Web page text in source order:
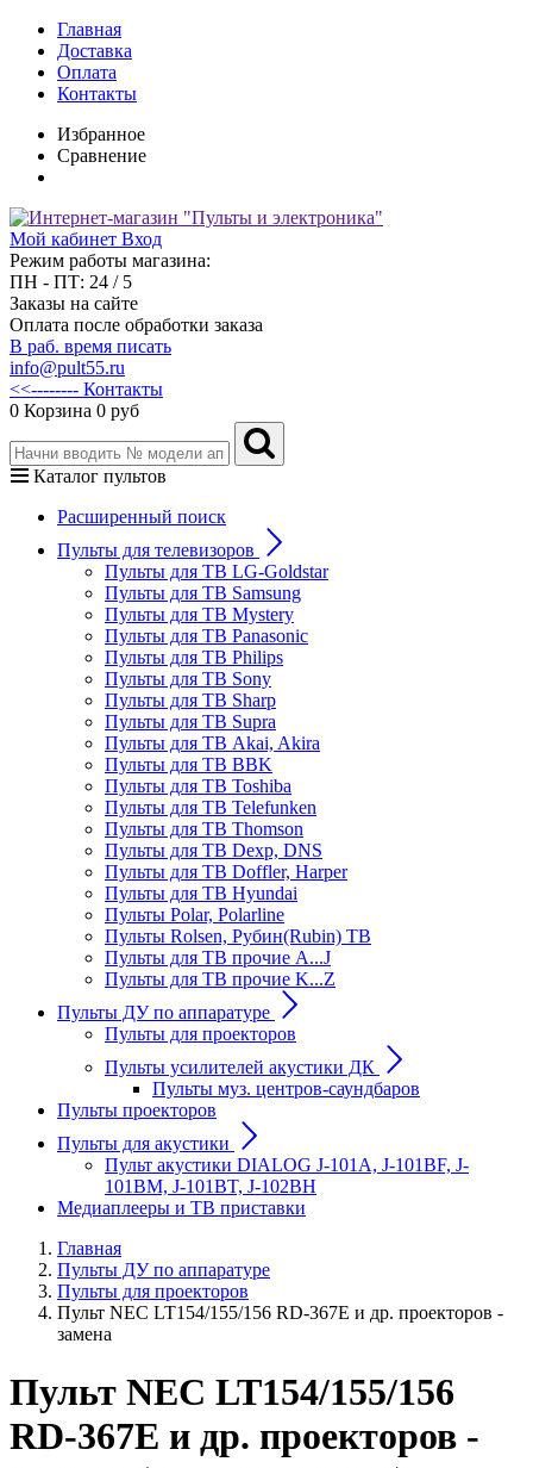
Главная
Доставка
Оплата
Контакты
Избранное
Сравнение
Мой кабинет Вход
Режим работы магазина:
ПН - ПТ: 24 / 5
Заказы на сайте
Оплата после обработки заказа
В раб. время писать
info@pult55.ru
<<-------- Контакты
0 Корзина 0 руб
Каталог пультов
Расширенный поиск
Пульты для телевизоров
Пульты для ТВ LG-Goldstar
Пульты для ТВ Samsung
Пульты для ТВ Mystery
Пульты для ТВ Panasonic
Пульты для ТВ Philips
Пульты для ТВ Sony
Пульты для ТВ Sharp
Пульты для ТВ Supra
Пульты для ТВ Akai, Akira
Пульты для ТВ BBK
Пульты для ТВ Toshiba
Пульты для ТВ Telefunken
Пульты для ТВ Thomson
Пульты для ТВ Dexp, DNS
Пульты для ТВ Doffler, Harper
Пульты для ТВ Hyundai
Пульты Polar, Polarline
Пульты Rolsen, Рубин(Rubin) ТВ
Пульты для ТВ прочие A...J
Пульты для ТВ прочие K...Z
Пульты ДУ по аппаратуре
Пульты для проекторов
Пульты усилителей акустики ДК
Пульты муз. центров-саундбаров
Пульты проекторов
Пульты для акустики
Пульт акустики DIALOG J-101A, J-101BF, J-
101BM, J-101BT, J-102BH
Медиаплееры и ТВ приставки
Главная
Пульты ДУ по аппаратуре
Пульты для проекторов
Пульт NEC LT154/155/156 RD-367E и др. проекторов -
замена
Пульт NEC LT154/155/156
RD-367E и др. проекторов -